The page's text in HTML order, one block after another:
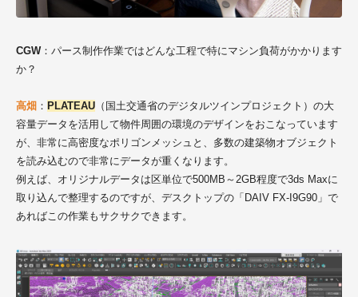
CGW：パース制作作業ではどんな工程で特にマシン負荷がかかります
か？
高畑 ： PLATEAU （国土交通省のデジタルツインプロジェクト）の大
容量データを活用して物件周囲の環境のデザインをおこなっています
が、非常に高密度なポリゴンメッシュと、多数の建築物オブジェクト
を読み込むので非常にデータが重くなります。
例えば、オリジナルデータは区単位で500MB～2GB程度で3ds Maxに
取り込んで整理するのですが、デスクトップの「DAIV FX-I9G90」で
あればこの作業もサクサクできます。